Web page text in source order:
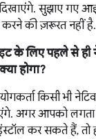
सुझाए गए
की ज़रूरत नहीं है.
के लिए पहले से ही
होगा?
किसी भी
अगर आपको लगता
कर सकते हैं, तो